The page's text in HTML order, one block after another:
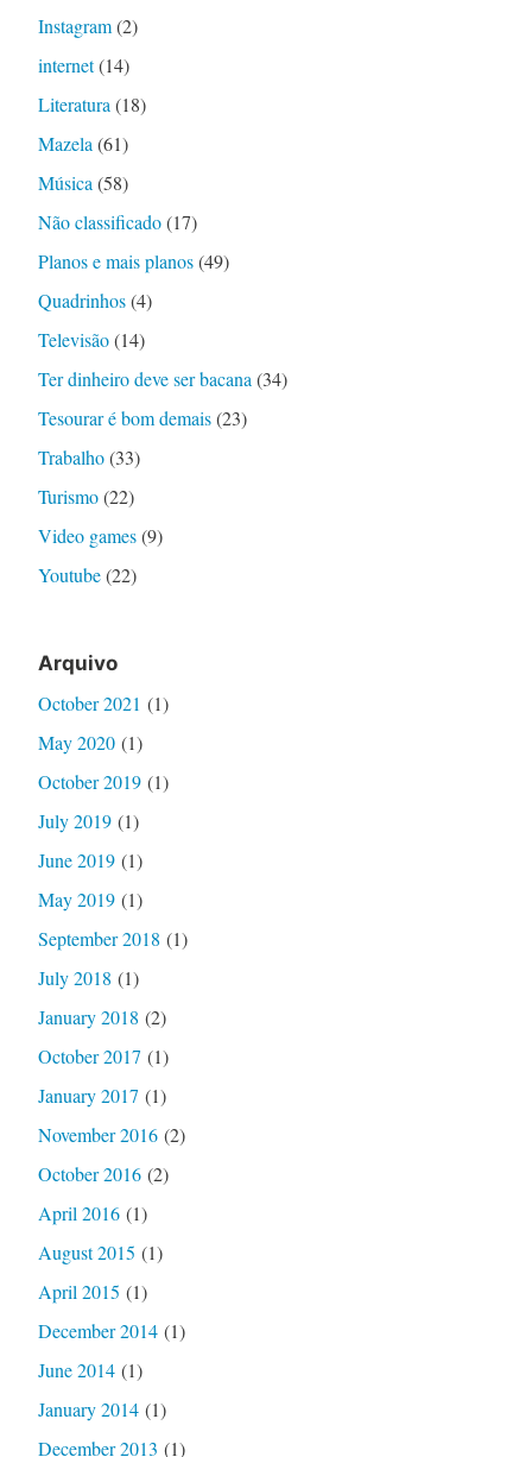
Instagram(2)
internet(14)
Literatura (18)
Mazela (61)
Música (58)
Não classificado(17)
Planos e mais planos(49)
Quadrinhos(4)
Televisão(14)
Ter dinheiro deve ser bacana (34)
Tesourar é bom demais(23)
Trabalho(33)
Turismo(22)
Video games(9)
Youtube(22)
Arquivo
October 2021 (1)
May 2020(1)
October 2019(1)
July 2019(1)
June 2019(1)
May 2019(1)
September 2018 (1)
July 2018 (1)
January 2018 (2)
October 2017 (1)
January 2017 (1)
November 2016(2)
October 2016(2)
April 2016(1)
August 2015 (1)
April 2015 (1)
December 2014(1)
June 2014(1)
January 2014(1)
December 2013 (1)